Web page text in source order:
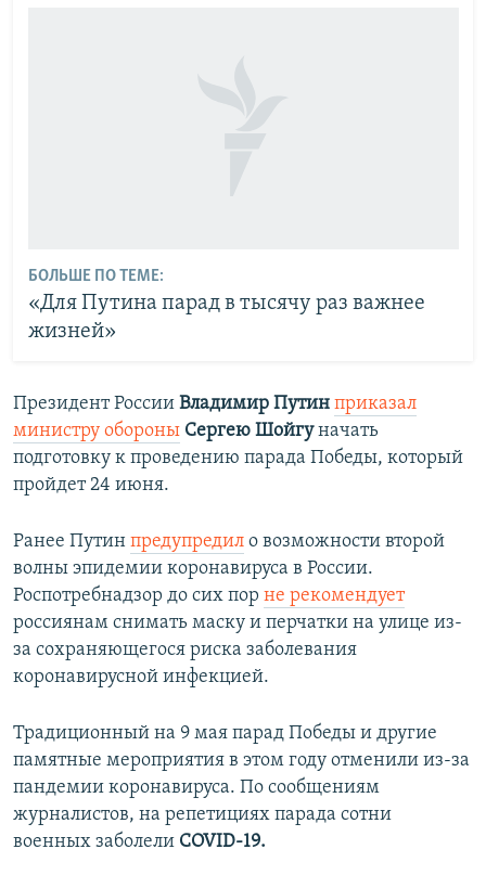
БОЛЬШЕ ПО ТЕМЕ:
«Для Путина парад в тысячу раз важнее
жизней»
Президент России Владимир Путин приказал
министру обороны Сергею Шойгуначать
подготовку к проведению парада Победы, который
пройдет 24 июня.
Ранее Путин предупредил о возможности второй
волны эпидемии коронавируса в России.
Роспотребнадзор до сих пор не рекомендует
россиянам снимать маску и перчатки на улице из-
за сохраняющегося риска заболевания
коронавирусной инфекцией.
Традиционный на 9 мая парад Победы и другие
памятные мероприятия в этом году отменили из-за
пандемии коронавируса. По сообщениям
журналистов, на репетициях парада сотни
военных заболели COVID-19.